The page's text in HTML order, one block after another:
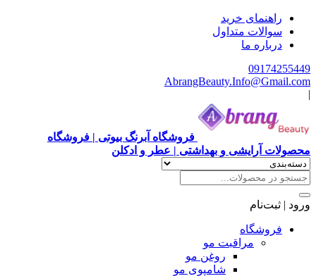
راهنمای خرید
سوالات متداول
درباره ما
09174255449
AbrangBeauty.Info@Gmail.com
|
فروشگاه آبرنگ بیوتی | فروشگاه
محصولات آرایشی و بهداشتی | عطر و ادکلن
ورود | ثبت‌نام
فروشگاه
مراقبت مو
روغن مو
شامپوی مو